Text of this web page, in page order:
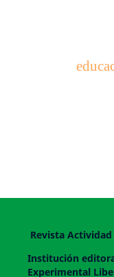
Revista Actividad
Institución
Experimental